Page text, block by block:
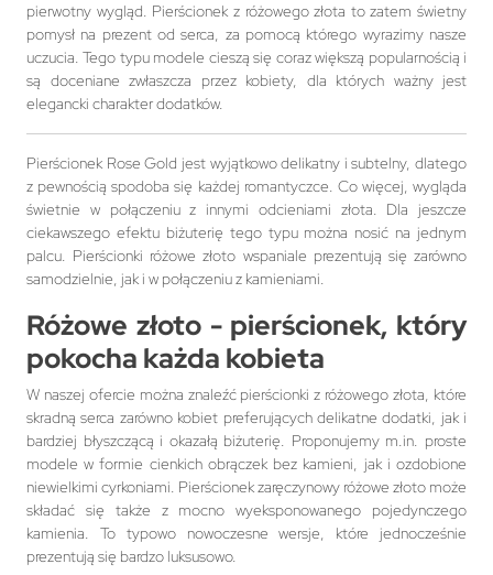
pierwotny wygląd. Pierścionek z różowego złota to zatem świetny
pomysł na prezent od serca, za pomocą którego wyrazimy nasze
uczucia. Tego typu modele cieszą się coraz większą popularnością i
są doceniane zwłaszcza przez kobiety, dla których ważny jest
elegancki charakter dodatków.
Pierścionek Rose Gold jest wyjątkowo delikatny i subtelny, dlatego
z pewnością spodoba się każdej romantyczce. Co więcej, wygląda
świetnie w połączeniu z innymi odcieniami złota. Dla jeszcze
ciekawszego efektu biżuterię tego typu można nosić na jednym
palcu. Pierścionki różowe złoto wspaniale prezentują się zarówno
samodzielnie, jak i w połączeniu z kamieniami.
Różowe złoto - pierścionek, który
pokocha każda kobieta
W naszej ofercie można znaleźć pierścionki z różowego złota, które
skradną serca zarówno kobiet preferujących delikatne dodatki, jak i
bardziej błyszczącą i okazałą biżuterię. Proponujemy m.in. proste
modele w formie cienkich obrączek bez kamieni, jak i ozdobione
niewielkimi cyrkoniami. Pierścionek zaręczynowy różowe złoto może
składać się także z mocno wyeksponowanego pojedynczego
kamienia. To typowo nowoczesne wersje, które jednocześnie
prezentują się bardzo luksusowo.